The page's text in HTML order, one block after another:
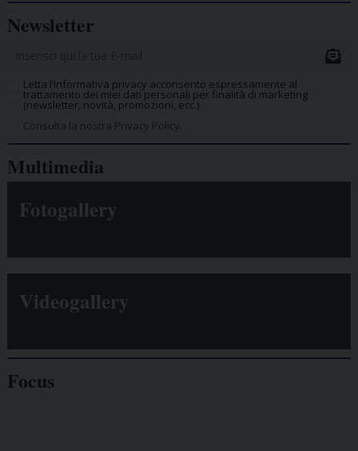
Newsletter
Letta l’informativa privacy acconsento espressamente al
trattamento dei miei dati personali per finalità di marketing
(newsletter, novità, promozioni, ecc.).
Consulta la nostra Privacy Policy.
Multimedia
Fotogallery
Videogallery
Focus